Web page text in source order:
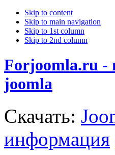
Skip to content
Skip to main navigation
Skip to 1st column
Skip to 2nd column
Forjoomla.ru -
joomla
Скачать:
информация